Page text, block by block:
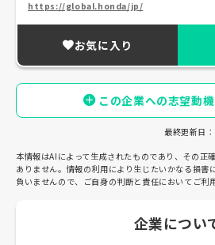
https://global.honda/jp/
お気に入り
この企業への志望動
最終更新日
本情報はAIによって生成されたものであり、その正
ありません。情報の利用により生じたいかなる損害
負いませんので、ご自身の判断と責任においてご利
企業につい